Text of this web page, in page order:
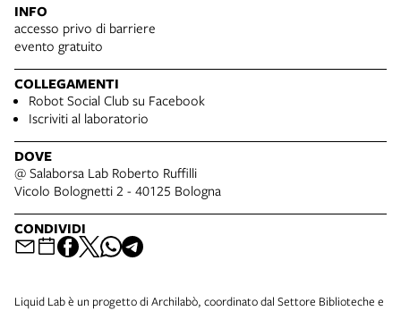
INFO
accesso privo di barriere
evento gratuito
COLLEGAMENTI
Robot Social Club su Facebook
Iscriviti al laboratorio
DOVE
@ Salaborsa Lab Roberto Ruffilli
Vicolo Bolognetti 2 - 40125 Bologna
CONDIVIDI
Liquid Lab è un progetto di Archilabò, coordinato dal Settore Biblioteche e